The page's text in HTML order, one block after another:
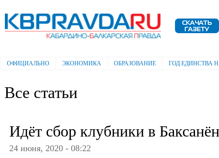
Электронная газета "Кабардино-
Балкарская правда"
Главное меню
ОФИЦИАЛЬНО ЭКОНОМИКА ОБРАЗОВАНИЕ ГОД ЕДИНСТВА
Все статьи
Идёт сбор клубники в
24 июня, 2020 - 08:22